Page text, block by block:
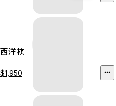
西洋棋
$1,950